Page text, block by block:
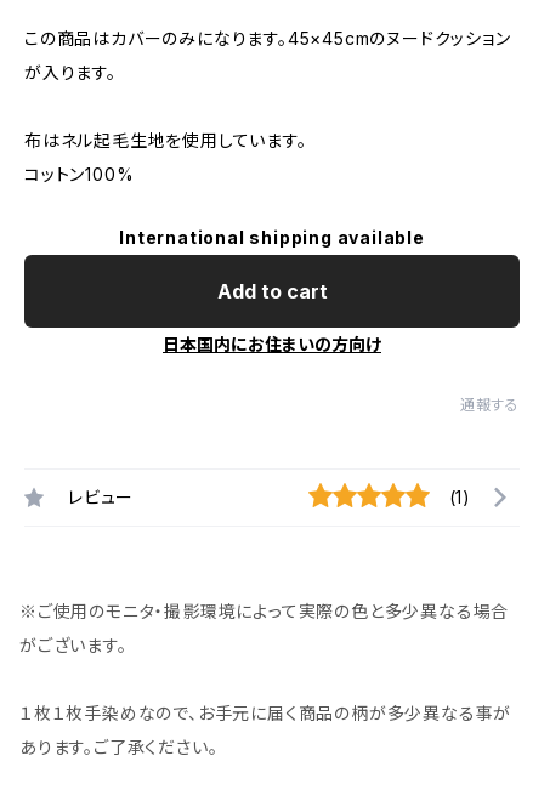
この商品はカバーのみになります。45×45cmのヌードクッション
が入ります。
布はネル起毛生地を使用しています。
コットン100%
International shipping available
Add to cart
日本国内にお住まいの方向け
通報する
レビュー (1)
※ご使用のモニタ・撮影環境によって実際の色と多少異なる場合
がございます。
１枚１枚手染めなので、お手元に届く商品の柄が多少異なる事が
あります。ご了承ください。